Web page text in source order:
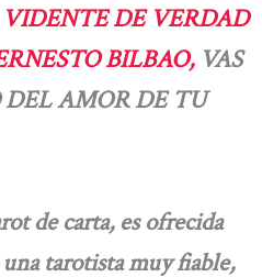
DE VERDAD
BILBAO,VAS
AMOR DE TU
de carta, es ofrecida
tarotista muy fiable,